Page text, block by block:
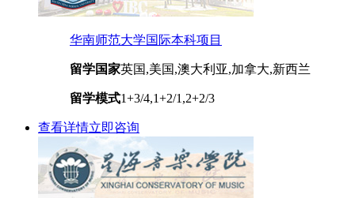
华南师范大学国际本科项目
留学国家英国,美国,澳大利亚,加拿大,新西兰
留学模式1+3/4,1+2/1,2+2/3
查看详情立即咨询